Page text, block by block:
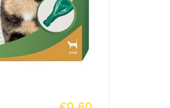
mājdzīvniekiem no 3
nekavējoties pēc
ilgstošas iedarbības.